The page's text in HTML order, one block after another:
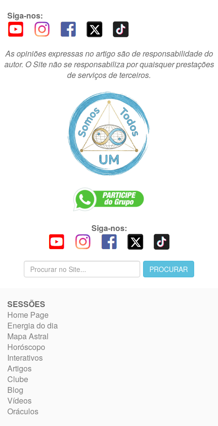
Siga-nos:
As opiniões expressas no artigo são de responsabilidade do
autor. O Site não se responsabiliza por quaisquer prestações
de serviços de terceiros.
Siga-nos:
SESSÕES
Home Page
Energia do dia
Mapa Astral
Horóscopo
Interativos
Artigos
Clube
Blog
Vídeos
Oráculos